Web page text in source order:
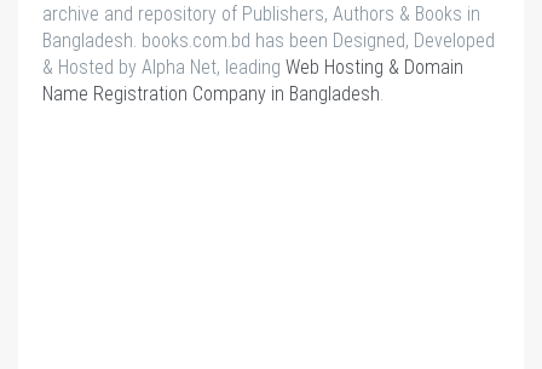
archive and repository of Publishers, Authors & Books in
Bangladesh. books.com.bd has been Designed, Developed
& Hosted by Alpha Net, leading Web Hosting & Domain
Name Registration Company in Bangladesh